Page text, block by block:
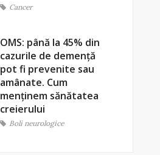
Cancer
OMS: până la 45% din
cazurile de demență
pot fi prevenite sau
amânate. Cum
menținem sănătatea
creierului
Boli neurologice